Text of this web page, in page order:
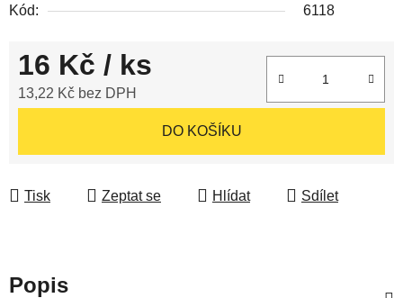
Kód:
6118
16 Kč / ks
13,22 Kč bez DPH
DO KOŠÍKU
Tisk Zeptat se Hlídat Sdílet
Popis